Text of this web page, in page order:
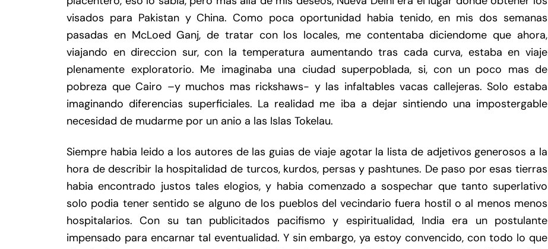
visados para Pakistan y China. Como poca oportunidad habia tenido, en mis dos semanas
pasadas en McLoed Ganj, de tratar con los locales, me contentaba diciendome que ahora,
viajando en direccion sur, con la temperatura aumentando tras cada curva, estaba en viaje
plenamente exploratorio. Me imaginaba una ciudad superpoblada, si, con un poco mas de
pobreza que Cairo –y muchos mas rickshaws- y las infaltables vacas callejeras. Solo estaba
imaginando diferencias superficiales. La realidad me iba a dejar sintiendo una impostergable
necesidad de mudarme por un anio a las Islas Tokelau.
Siempre habia leido a los autores de las guias de viaje agotar la lista de adjetivos generosos a la
hora de describir la hospitalidad de turcos, kurdos, persas y pashtunes. De paso por esas tierras
habia encontrado justos tales elogios, y habia comenzado a sospechar que tanto superlativo
solo podia tener sentido se alguno de los pueblos del vecindario fuera hostil o al menos menos
hospitalarios. Con su tan publicitados pacifismo y espiritualidad, India era un postulante
impensado para encarnar tal eventualidad. Y sin embargo, ya estoy convencido, con todo lo que